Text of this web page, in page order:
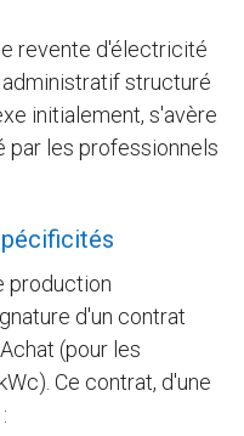
revente d'électricité
structuré
initialement, s'avère
par les professionnels
production
d'un contrat
(pour les
Ce contrat, d'une